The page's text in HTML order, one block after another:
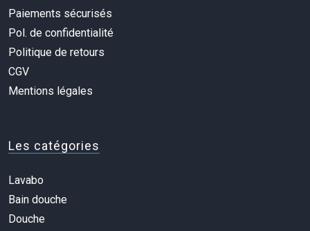
Paiements sécurisés
Pol. de confidentialité
Politique de retours
CGV
Mentions légales
Les catégories
Lavabo
Bain douche
Douche